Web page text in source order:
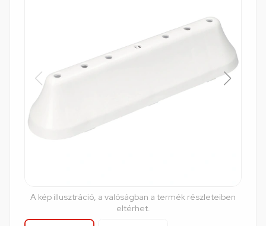
A kép illusztráció, a valóságban a termék részleteiben
eltérhet.